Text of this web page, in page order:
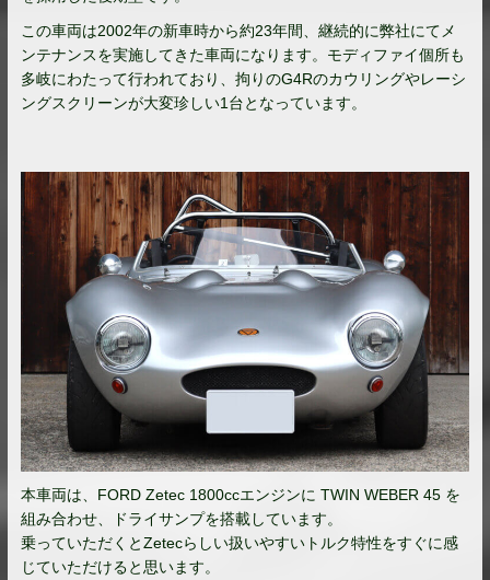
この車両は2002年の新車時から約23年間、継続的に弊社にてメ
ンテナンスを実施してきた車両になります。モディファイ個所も
多岐にわたって行われており、拘りのG4Rのカウリングやレーシ
ングスクリーンが大変珍しい1台となっています。
本車両は、FORD Zetec 1800ccエンジンに TWIN WEBER 45 を
組み合わせ、ドライサンプを搭載しています。
乗っていただくとZetecらしい扱いやすいトルク特性をすぐに感
じていただけると思います。